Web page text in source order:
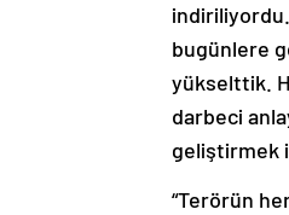
indiriliyordu.
bugünlere
yükselttik.
darbeci
geliştirmek
“Terörün